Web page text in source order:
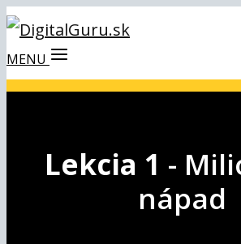
MENU
Lekcia 1 -
nápad